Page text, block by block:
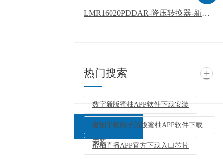
LMR16020PDDAR-降压转换器-新版蜜柚APP软件下载安装
热门搜索 +
数字新版蜜柚APP软件下载安装
蜜柚下载电子新版蜜柚APP软件下载
安装
蜜柚直播APP官方下载入口芯片